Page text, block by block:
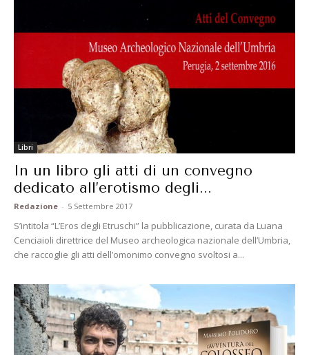
Libri
In un libro gli atti di un convegno
dedicato all’erotismo degli...
Redazione - 5 Settembre 2017
S’intitola “L’Eros degli Etruschi” la pubblicazione, curata da Luana
Cenciaioli direttrice del Museo archeologica nazionale dell’Umbria,
che raccoglie gli atti dell’omonimo convegno svoltosi a...